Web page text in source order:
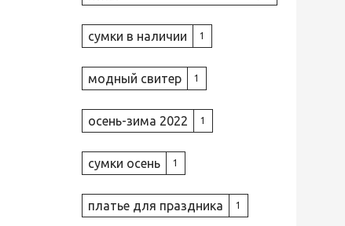
сумки в наличии 1
модный свитер 1
осень-зима 2022 1
сумки осень 1
платье для праздника 1